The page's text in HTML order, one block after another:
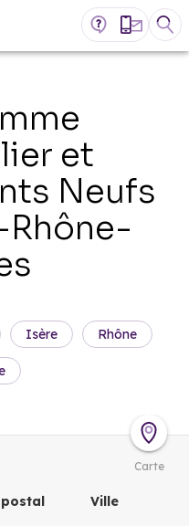
et
Neufs
Isère Rhône
Carte
postal Ville